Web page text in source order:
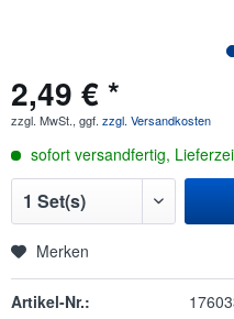
2,49 € *
zzgl. MwSt., ggf. zzgl. Versandkosten
sofort versandfertig,
Merken
Artikel-Nr.: